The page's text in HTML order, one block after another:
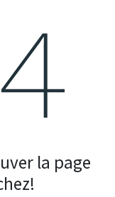
la page